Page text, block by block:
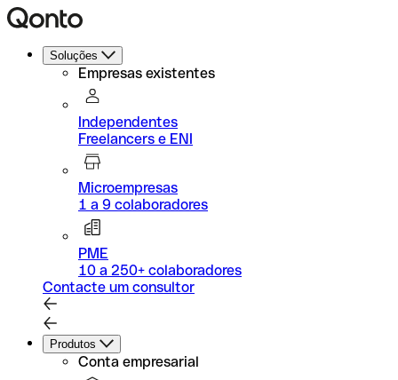
Soluções
Empresas existentes
Independentes
Freelancers e ENI
Microempresas
1 a 9 colaboradores
PME
10 a 250+ colaboradores
Contacte um consultor
Produtos
Conta empresarial